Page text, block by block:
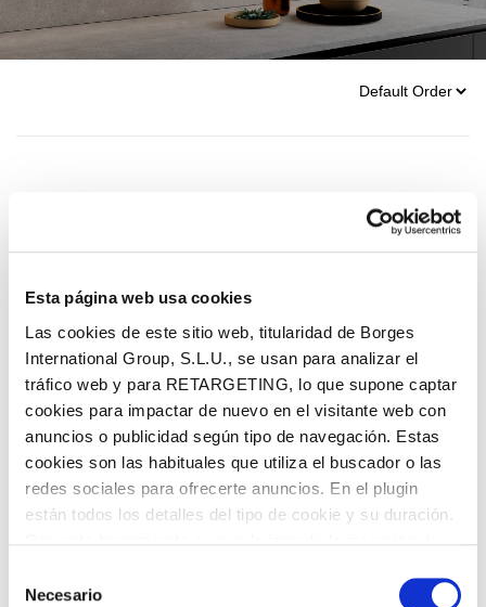
Esta página web usa cookies
Las cookies de este sitio web, titularidad de Borges
International Group, S.L.U., se usan para analizar el
tráfico web y para RETARGETING, lo que supone captar
cookies para impactar de nuevo en el visitante web con
anuncios o publicidad según tipo de navegación. Estas
cookies son las habituales que utiliza el buscador o las
redes sociales para ofrecerte anuncios. En el plugin
están todos los detalles del tipo de cookie y su duración.
la web aparece cómo evitar las cookies en el navegador.
Necesario
READ MORE
Artichoke Bruschetta
READ MORE
Tomato Bruschetta